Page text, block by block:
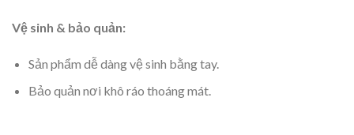
Vệ sinh & bảo quản:
Sản phẩm dễ dàng vệ sinh bằng tay.
Bảo quản nơi khô ráo thoáng mát.